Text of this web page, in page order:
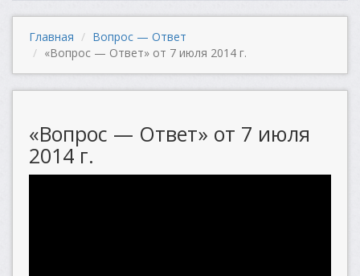
Главная
Вопрос — Ответ
«Вопрос — Ответ» от 7 июля 2014 г.
«Вопрос — Ответ» от 7 июля
2014 г.